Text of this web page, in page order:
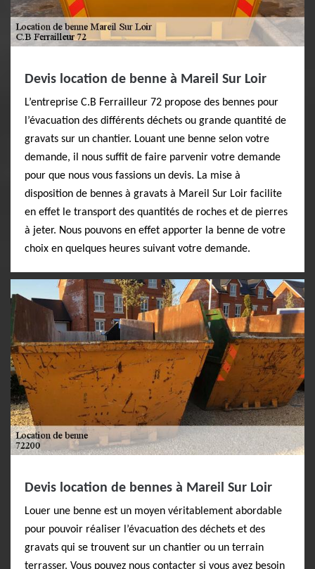
Devis location de benne à Mareil Sur Loir
L’entreprise C.B Ferrailleur 72 propose des bennes pour
l’évacuation des différents déchets ou grande quantité de
gravats sur un chantier. Louant une benne selon votre
demande, il nous suffit de faire parvenir votre demande
pour que nous vous fassions un devis. La mise à
disposition de bennes à gravats à Mareil Sur Loir facilite
en effet le transport des quantités de roches et de pierres
à jeter. Nous pouvons en effet apporter la benne de votre
choix en quelques heures suivant votre demande.
Devis location de bennes à Mareil Sur Loir
Louer une benne est un moyen véritablement abordable
pour pouvoir réaliser l’évacuation des déchets et des
gravats qui se trouvent sur un chantier ou un terrain
terrasser. Vous pouvez nous contacter si vous avez besoin